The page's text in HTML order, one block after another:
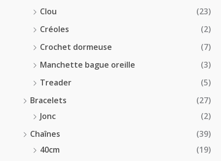
Clou
(23)
Créoles
(2)
Crochet dormeuse
(7)
Manchette bague oreille
(3)
Treader
(5)
Bracelets
(27)
Jonc
(2)
Chaînes
(39)
40cm
(19)